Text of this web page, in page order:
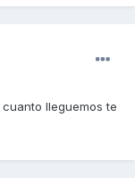
cuanto lleguemos te